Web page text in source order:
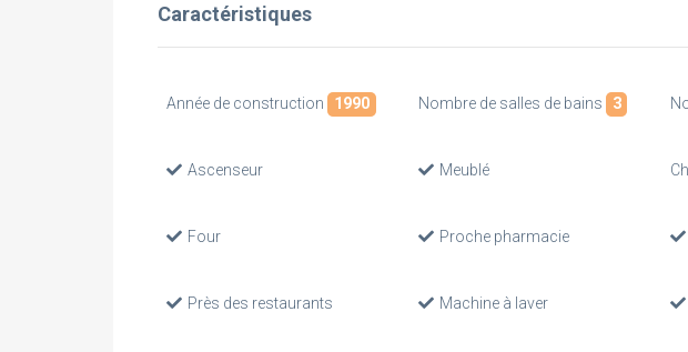
Caractéristiques
Année de construction 1990 Nombre de salles de bains 3
Ascenseur Meublé
Four Proche pharmacie
Près des restaurants Machine à laver